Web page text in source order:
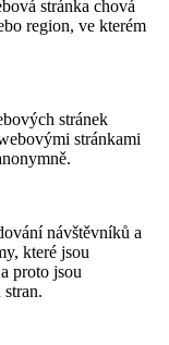
stránka chová
region, ve kterém
stránek
stránkami
návštěvníků a
které jsou
proto jsou